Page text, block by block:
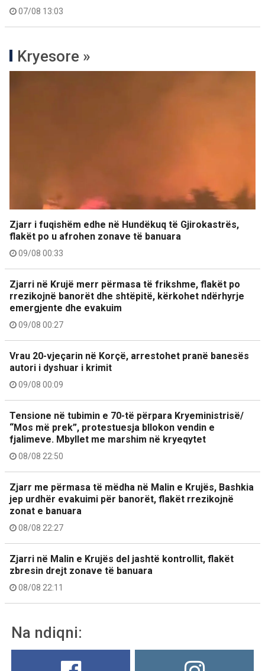
07/08 13:03
Kryesore »
Zjarr i fuqishëm edhe në Hundëkuq të Gjirokastrës,
flakët po u afrohen zonave të banuara
09/08 00:33
Zjarri në Krujë merr përmasa të frikshme, flakët po
rrezikojnë banorët dhe shtëpitë, kërkohet ndërhyrje
emergjente dhe evakuim
09/08 00:27
Vrau 20-vjeçarin në Korçë, arrestohet pranë banesës
autori i dyshuar i krimit
09/08 00:09
Tensione në tubimin e 70-të përpara Kryeministrisë/
“Mos më prek”, protestuesja bllokon vendin e
fjalimeve. Mbyllet me marshim në kryeqytet
08/08 22:50
Zjarr me përmasa të mëdha në Malin e Krujës, Bashkia
jep urdhër evakuimi për banorët, flakët rrezikojnë
zonat e banuara
08/08 22:27
Zjarri në Malin e Krujës del jashtë kontrollit, flakët
zbresin drejt zonave të banuara
08/08 22:11
Na ndiqni: